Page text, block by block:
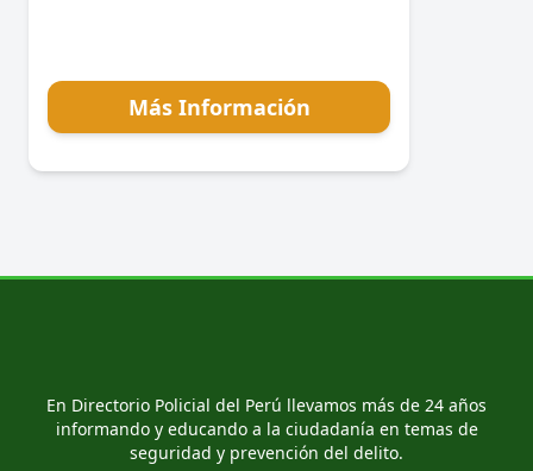
Más Información
En Directorio Policial del Perú llevamos más de 24 años
informando y educando a la ciudadanía en temas de
seguridad y prevención del delito.